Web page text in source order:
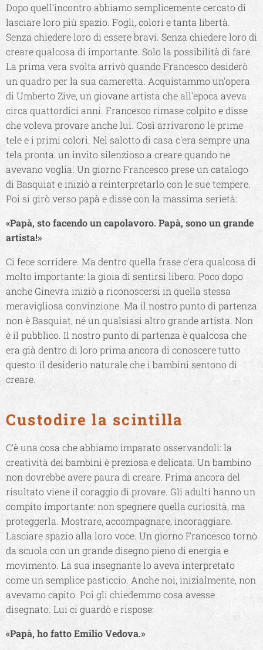
Dopo quell'incontro abbiamo semplicemente cercato di
lasciare loro più spazio. Fogli, colori e tanta libertà.
Senza chiedere loro di essere bravi. Senza chiedere loro di
creare qualcosa di importante. Solo la possibilità di fare.
La prima vera svolta arrivò quando Francesco desiderò
un quadro per la sua cameretta. Acquistammo un'opera
di Umberto Zive, un giovane artista che all'epoca aveva
circa quattordici anni. Francesco rimase colpito e disse
che voleva provare anche lui. Così arrivarono le prime
tele e i primi colori. Nel salotto di casa c'era sempre una
tela pronta: un invito silenzioso a creare quando ne
avevano voglia. Un giorno Francesco prese un catalogo
di Basquiat e iniziò a reinterpretarlo con le sue tempere.
Poi si girò verso papà e disse con la massima serietà:
«Papà, sto facendo un capolavoro. Papà, sono un grande
artista!»
Ci fece sorridere. Ma dentro quella frase c'era qualcosa di
molto importante: la gioia di sentirsi libero. Poco dopo
anche Ginevra iniziò a riconoscersi in quella stessa
meravigliosa convinzione. Ma il nostro punto di partenza
non è Basquiat, né un qualsiasi altro grande artista. Non
è il pubblico. Il nostro punto di partenza è qualcosa che
era già dentro di loro prima ancora di conoscere tutto
questo: il desiderio naturale che i bambini sentono di
creare.
Custodire la scintilla
C'è una cosa che abbiamo imparato osservandoli: la
creatività dei bambini è preziosa e delicata. Un bambino
non dovrebbe avere paura di creare. Prima ancora del
risultato viene il coraggio di provare. Gli adulti hanno un
compito importante: non spegnere quella curiosità, ma
proteggerla. Mostrare, accompagnare, incoraggiare.
Lasciare spazio alla loro voce. Un giorno Francesco tornò
da scuola con un grande disegno pieno di energia e
movimento. La sua insegnante lo aveva interpretato
come un semplice pasticcio. Anche noi, inizialmente, non
avevamo capito. Poi gli chiedemmo cosa avesse
disegnato. Lui ci guardò e rispose:
«Papà, ho fatto Emilio Vedova.»